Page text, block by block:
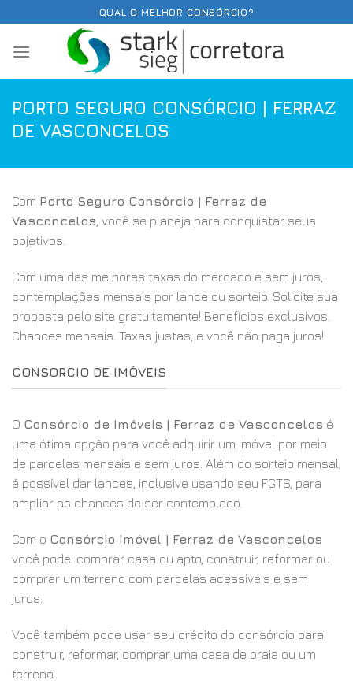
content
QUAL O MELHOR CONSÓRCIO?
PORTO SEGURO CONSÓRCIO | FERRAZ
DE VASCONCELOS
Com Porto Seguro Consórcio | Ferraz de
Vasconcelos , você se planeja para conquistar seus
objetivos.
Com uma das melhores taxas do mercado e sem juros,
contemplações mensais por lance ou sorteio. Solicite sua
proposta pelo site gratuitamente! Benefícios exclusivos.
Chances mensais. Taxas justas, e você não paga juros!
CONSORCIO DE IMÓVEIS
O Consórcio de Imóveis | Ferraz de Vasconcelos é
uma ótima opção para você adquirir um imóvel por meio
de parcelas mensais e sem juros. Além do sorteio mensal,
é possível dar lances, inclusive usando seu FGTS, para
ampliar as chances de ser contemplado.
Com o Consórcio Imóvel | Ferraz de Vasconcelos
você pode: comprar casa ou apto, construir, reformar ou
comprar um terreno com parcelas acessíveis e sem
juros.
Você também pode usar seu crédito do consórcio para
construir, reformar, comprar uma casa de praia ou um
terreno.